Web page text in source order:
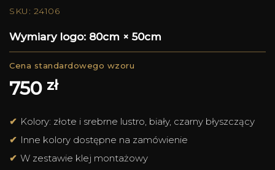
SKU: 24106
Wymiary logo: 80cm × 50cm
750 zł
Kolory: złote i srebrne lustro, biały, czarny błyszczący
Inne kolory dostępne na zamówienie
W zestawie klej montażowy